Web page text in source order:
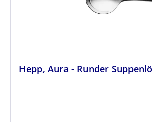
Hepp, Aura - Runder